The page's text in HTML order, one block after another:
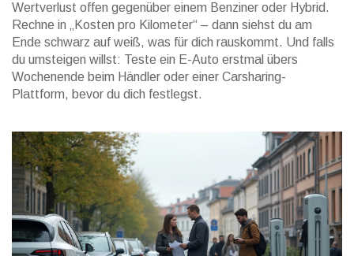
Wertverlust offen gegenüber einem Benziner oder Hybrid.
Rechne in „Kosten pro Kilometer“ – dann siehst du am
Ende schwarz auf weiß, was für dich rauskommt. Und falls
du umsteigen willst: Teste ein E-Auto erstmal übers
Wochenende beim Händler oder einer Carsharing-
Plattform, bevor du dich festlegst.